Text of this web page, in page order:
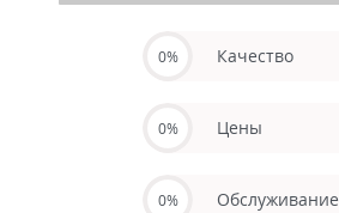
0% Качество
0% Цены
0% Обслуживание